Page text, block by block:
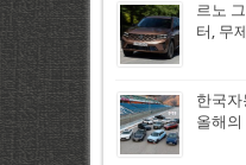
르노
터, 무
한국
올해의